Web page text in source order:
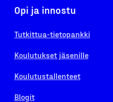
Opi ja innostu
Tutkittua-tietopankki
Koulutukset jäsenille
Koulutustallenteet
Blogit